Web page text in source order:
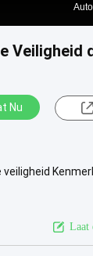
Auto
Veiligheid
Nu
Laat